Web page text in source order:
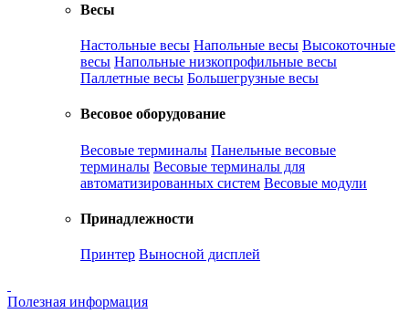
Весы
Настольные весы Напольные весы Высокоточные
весы Напольные низкопрофильные весы
Паллетные весы Большегрузные весы
Весовое оборудование
Весовые терминалы Панельные весовые
терминалы Весовые терминалы для
автоматизированных систем Весовые модули
Принадлежности
Принтер Выносной дисплей
Полезная информация